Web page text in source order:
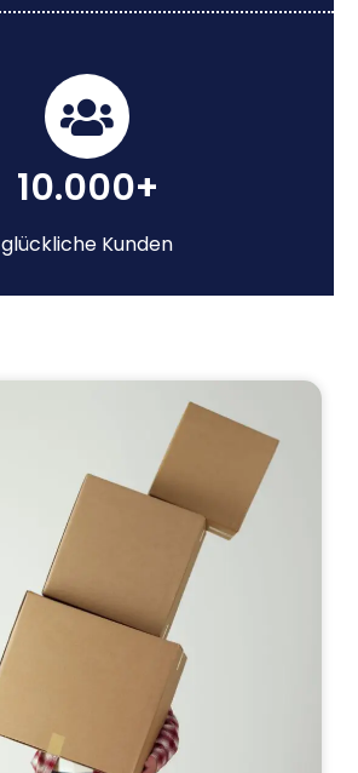
10.000+
glückliche Kunden